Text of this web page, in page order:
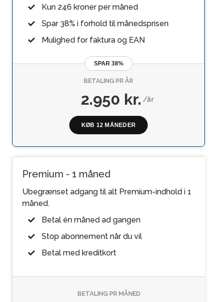
Premium - 1 måned
Ubegrænset adgang til alt Premium-indhold i 1
måned.
Betal én måned ad gangen
Stop abonnement når du vil
Betal med kreditkort
BETALING PR MÅNED
Kun 246 kroner per måned
Spar 38% i forhold til månedsprisen
Mulighed for faktura og EAN
SPAR 38%
BETALING PR ÅR
2.950 kr./år
KØB 12 MÅNEDER